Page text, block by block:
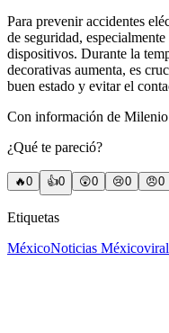
Para prevenir accidentes
de seguridad,
dispositivos. Durante la
decorativas aumenta, es
buen estado y evitar el
Con información de Milenio
¿Qué te pareció?
🔥0 👍0 😲0 😢0 😠0
Etiquetas
MéxicoNoticias Méxicoviral